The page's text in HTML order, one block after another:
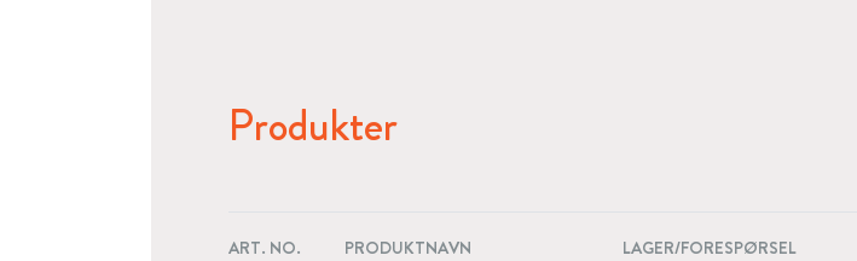
Produkter
ART. NO. PRODUKTNAVN LAGER/FORESPØRSEL